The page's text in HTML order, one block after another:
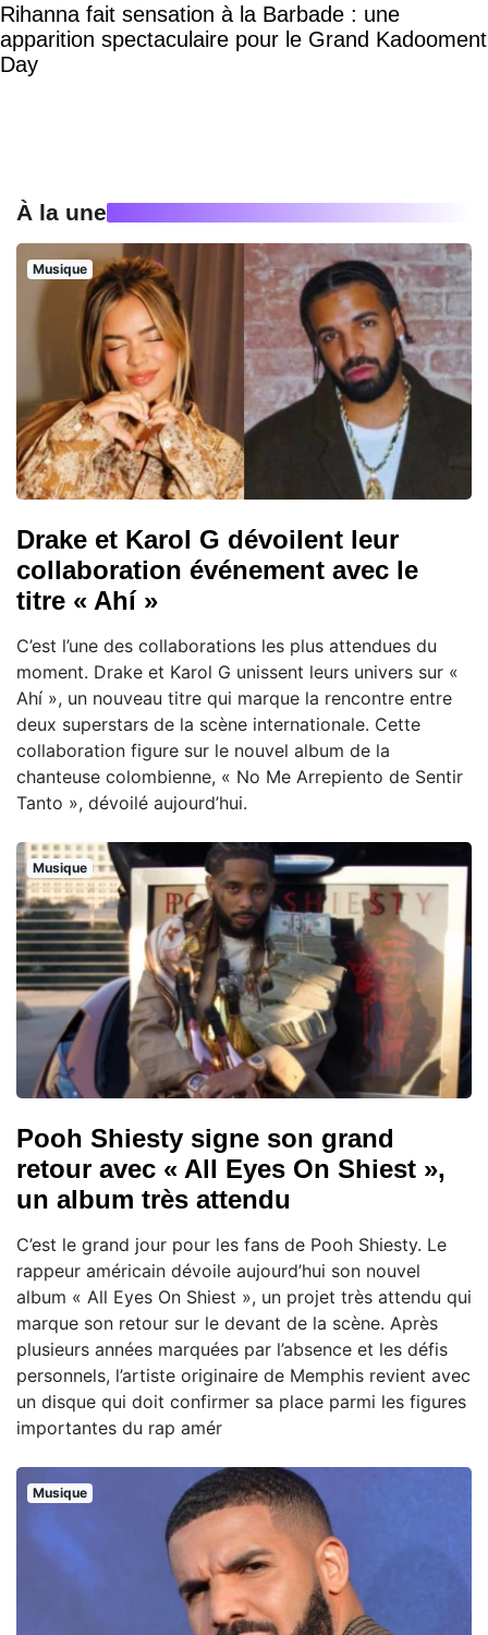
Rihanna fait sensation à la Barbade : une
apparition spectaculaire pour le Grand Kadooment
Day
À la une
Musique
Drake et Karol G dévoilent leur
collaboration événement avec le
titre « Ahí »
C’est l’une des collaborations les plus attendues du
moment. Drake et Karol G unissent leurs univers sur «
Ahí », un nouveau titre qui marque la rencontre entre
deux superstars de la scène internationale. Cette
collaboration figure sur le nouvel album de la
chanteuse colombienne, « No Me Arrepiento de Sentir
Tanto », dévoilé aujourd’hui.
Musique
Pooh Shiesty signe son grand
retour avec « All Eyes On Shiest »,
un album très attendu
C’est le grand jour pour les fans de Pooh Shiesty. Le
rappeur américain dévoile aujourd’hui son nouvel
album « All Eyes On Shiest », un projet très attendu qui
marque son retour sur le devant de la scène. Après
plusieurs années marquées par l’absence et les défis
personnels, l’artiste originaire de Memphis revient avec
un disque qui doit confirmer sa place parmi les figures
importantes du rap amér
Musique